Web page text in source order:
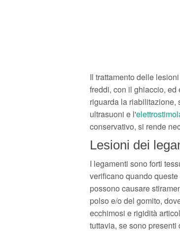
Il trattamento delle
freddi, con il ghiaccio,
riguarda la riabilitazione,
ultrasuoni e l'
conservativo, si rende
Lesioni dei
I legamenti sono forti
verificano quando
possono causare
polso e/o del gomito,
ecchimosi e rigidità
tuttavia, se sono